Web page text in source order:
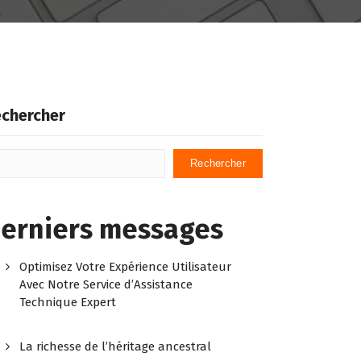
Rechercher
messages
Optimisez Votre Expérience Utilisateur
Avec Notre Service d’Assistance
Technique Expert
La richesse de l’héritage ancestral